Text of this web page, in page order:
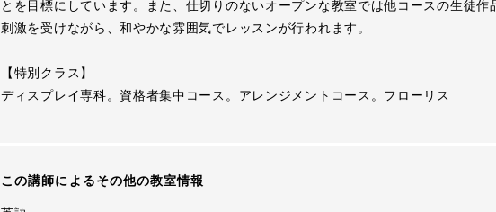
とを目標にしています。また、仕切りのないオープンな教室では他コースの生徒作
刺激を受けながら、和やかな雰囲気でレッスンが行われます。
【特別クラス】
ディスプレイ専科。資格者集中コース。アレンジメントコース。フローリス
この講師によるその他の教室情報